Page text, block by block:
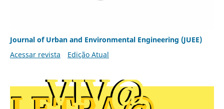
Journal of Urban and Environmental Engineering (JUEE)
Acessar revista
Edição Atual